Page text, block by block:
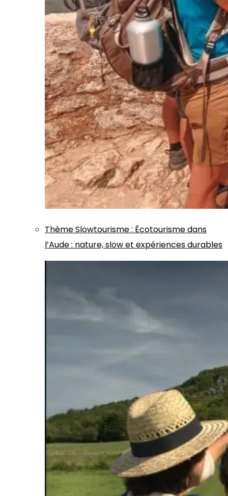
ThèmeSlowtourisme: Écotourisme dans
l’Aude : nature, slow et expériences durables